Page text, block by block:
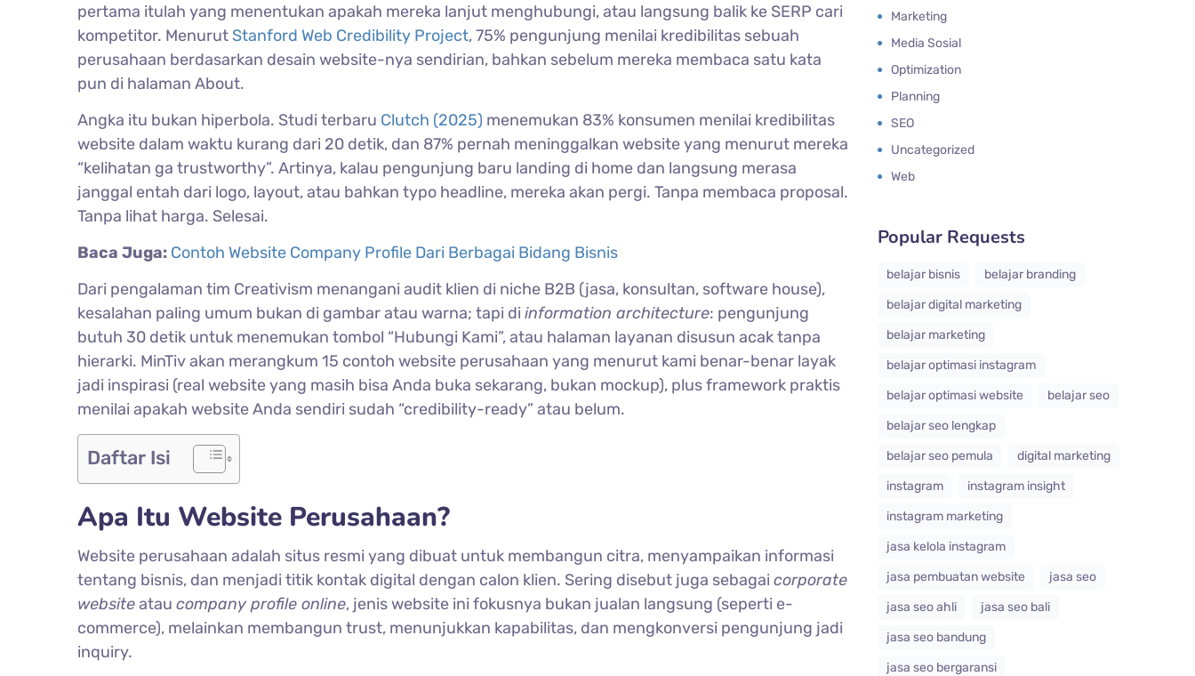
pertama itulah yang menentukan apakah mereka lanjut menghubungi, atau langsung balik ke SERP cari
kompetitor. Menurut Stanford Web Credibility Project, 75% pengunjung menilai kredibilitas sebuah
perusahaan berdasarkan desain website-nya sendirian, bahkan sebelum mereka membaca satu kata
pun di halaman About.
Angka itu bukan hiperbola. Studi terbaru Clutch (2025) menemukan 83% konsumen menilai kredibilitas
website dalam waktu kurang dari 20 detik, dan 87% pernah meninggalkan website yang menurut mereka
“kelihatan ga trustworthy”. Artinya, kalau pengunjung baru landing di home dan langsung merasa
janggal entah dari logo, layout, atau bahkan typo headline, mereka akan pergi. Tanpa membaca proposal.
Tanpa lihat harga. Selesai.
Baca Juga: Contoh Website Company Profile Dari Berbagai Bidang Bisnis
Dari pengalaman tim Creativism menangani audit klien di niche B2B (jasa, konsultan, software house),
kesalahan paling umum bukan di gambar atau warna; tapi di information architecture: pengunjung
butuh 30 detik untuk menemukan tombol “Hubungi Kami”, atau halaman layanan disusun acak tanpa
hierarki. MinTiv akan merangkum 15 contoh website perusahaan yang menurut kami benar-benar layak
jadi inspirasi (real website yang masih bisa Anda buka sekarang, bukan mockup), plus framework praktis
menilai apakah website Anda sendiri sudah “credibility-ready” atau belum.
Daftar Isi
Apa Itu Website Perusahaan?
Website perusahaan adalah situs resmi yang dibuat untuk membangun citra, menyampaikan informasi
tentang bisnis, dan menjadi titik kontak digital dengan calon klien. Sering disebut juga sebagai corporate
websiteatau company profile online, jenis website ini fokusnya bukan jualan langsung (seperti e-
commerce), melainkan membangun trust, menunjukkan kapabilitas, dan mengkonversi pengunjung jadi
inquiry.
Marketing
Media Sosial
Optimization
Planning
SEO
Uncategorized
Web
Popular Requests
belajar bisnis
belajar branding
belajar digital marketing
belajar marketing
belajar optimasi instagram
belajar optimasi website
belajar seo
belajar seo lengkap
belajar seo pemula
digital marketing
instagram
instagram insight
instagram marketing
jasa kelola instagram
jasa pembuatan website
jasa seo
jasa seo ahli
jasa seo bali
jasa seo bandung
jasa seo bergaransi